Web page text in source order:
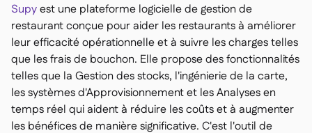
Supyest une plateforme logicielle de gestion de
restaurant conçue pour aider les restaurants à améliorer
leur efficacité opérationnelle et à suivre les charges telles
que les frais de bouchon. Elle propose des fonctionnalités
telles que la Gestion des stocks, l'ingénierie de la carte,
les systèmes d'Approvisionnement et les Analyses en
temps réel qui aident à réduire les coûts et à augmenter
les bénéfices de manière significative. C'est l'outil de